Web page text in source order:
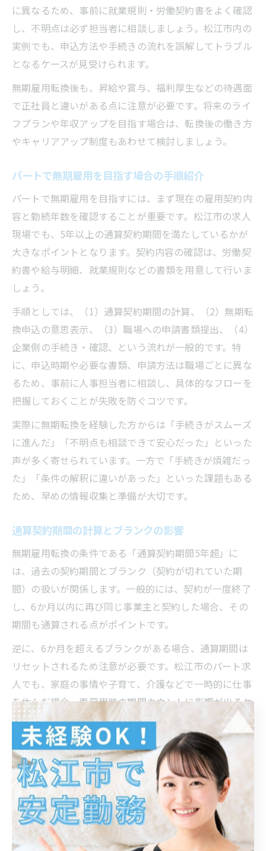
に異なるため、事前に就業規則・労働契約書をよく確認
し、不明点は必ず担当者に相談しましょう。松江市内の
実例でも、申込方法や手続きの流れを誤解してトラブル
となるケースが見受けられます。
無期雇用転換後も、昇給や賞与、福利厚生などの待遇面
で正社員と違いがある点に注意が必要です。将来のライ
フプランや年収アップを目指す場合は、転換後の働き方
やキャリアアップ制度もあわせて検討しましょう。
パートで無期雇用を目指す場合の手順紹介
パートで無期雇用を目指すには、まず現在の雇用契約内
容と勤続年数を確認することが重要です。松江市の求人
現場でも、5年以上の通算契約期間を満たしているかが
大きなポイントとなります。契約内容の確認は、労働契
約書や給与明細、就業規則などの書類を用意して行いま
しょう。
手順としては、（1）通算契約期間の計算、（2）無期転
換申込の意思表示、（3）職場への申請書類提出、（4）
企業側の手続き・確認、という流れが一般的です。特
に、申込時期や必要な書類、申請方法は職場ごとに異な
るため、事前に人事担当者に相談し、具体的なフローを
把握しておくことが失敗を防ぐコツです。
実際に無期転換を経験した方からは「手続きがスムーズ
に進んだ」「不明点も相談できて安心だった」といった
声が多く寄せられています。一方で「手続きが煩雑だっ
た」「条件の解釈に違いがあった」といった課題もある
ため、早めの情報収集と準備が大切です。
通算契約期間の計算とブランクの影響
無期雇用転換の条件である「通算契約期間5年超」に
は、過去の契約期間とブランク（契約が切れていた期
間）の扱いが関係します。一般的には、契約が一度終了
し、6か月以内に再び同じ事業主と契約した場合、その
期間も通算される点がポイントです。
逆に、6か月を超えるブランクがある場合、通算期間は
リセットされるため注意が必要です。松江市のパート求
人でも、家庭の事情や子育て、介護などで一時的に仕事
を休んだ場合、再雇用時の期間カウントに影響が出るケ
ースが見られます。
契約期間の計算は複雑になりがちなので、不安な場合は
人事担当者や労働相談窓口に相談するのがおすすめで
す。実際の体験談として「ブランクがあっても無期転換
できた」「計算方法で疑問が解消した」といった声もあ
り、正しい知識が安心につながります。